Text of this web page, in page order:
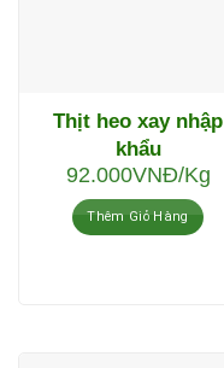
Thịt heo xay nhập
khẩu
92.000VNĐ/Kg
Thêm Giỏ Hàng